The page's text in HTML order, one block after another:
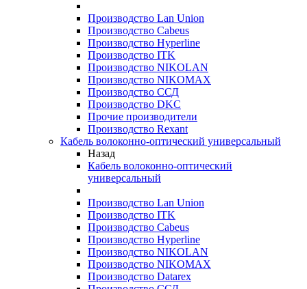
Производство Lan Union
Производство Cabeus
Производство Hyperline
Производство ITK
Производство NIKOLAN
Производство NIKOMAX
Производство ССД
Производство DKC
Прочие производители
Производство Rexant
Кабель волоконно-оптический универсальный
Назад
Кабель волоконно-оптический
универсальный
Производство Lan Union
Производство ITK
Производство Cabeus
Производство Hyperline
Производство NIKOLAN
Производство NIKOMAX
Производство Datarex